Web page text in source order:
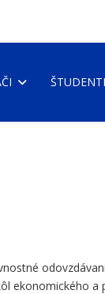
ŠTUDENTI
ekonomického a